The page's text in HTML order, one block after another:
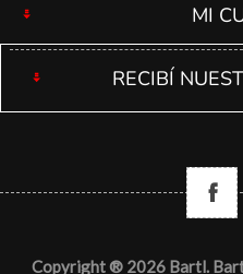
MI
RECIBÍ
Copyright ® 2026 Bartl.